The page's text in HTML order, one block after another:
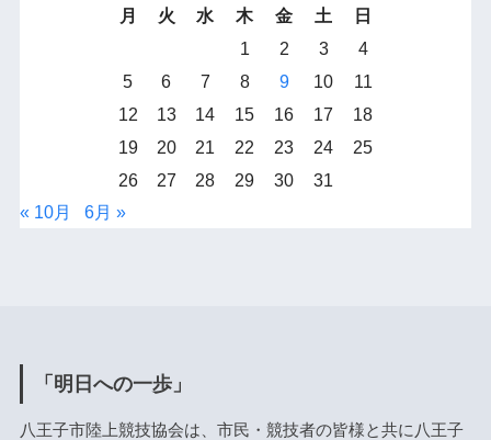
月
火 水 木 金 土
日
1
2 3
4
5
6 7 8 9 10
11
12
13 14 15 16 17
18
19
20 21 22 23 24
25
26
27 28 29 30
31
« 10月
6月 »
「明日への一歩」
八王子市陸上競技協会は、市民・競技者の皆様と共に八王子